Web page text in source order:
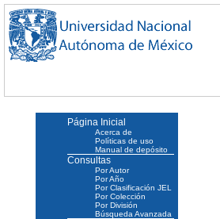
Página Inicial
Acerca de
Políticas de uso
Manual de depósito
Consultas
Por Autor
Por Año
Por Clasificación JEL
Por Colección
Por División
Búsqueda Avanzada